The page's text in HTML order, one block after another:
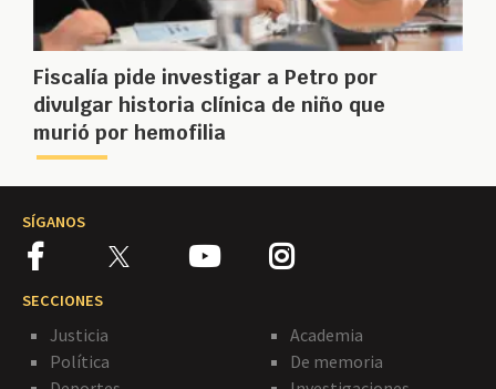
Fiscalía pide investigar a Petro por
divulgar historia clínica de niño que
murió por hemofilia
SÍGANOS
SECCIONES
Justicia
Política
Academia
De memoria